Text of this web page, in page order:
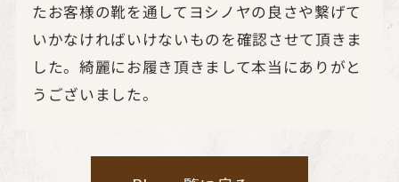
たお客様の靴を通してヨシノヤの良さや繋げて
いかなければいけないものを確認させて頂きま
した。綺麗にお履き頂きまして本当にありがと
うございました。